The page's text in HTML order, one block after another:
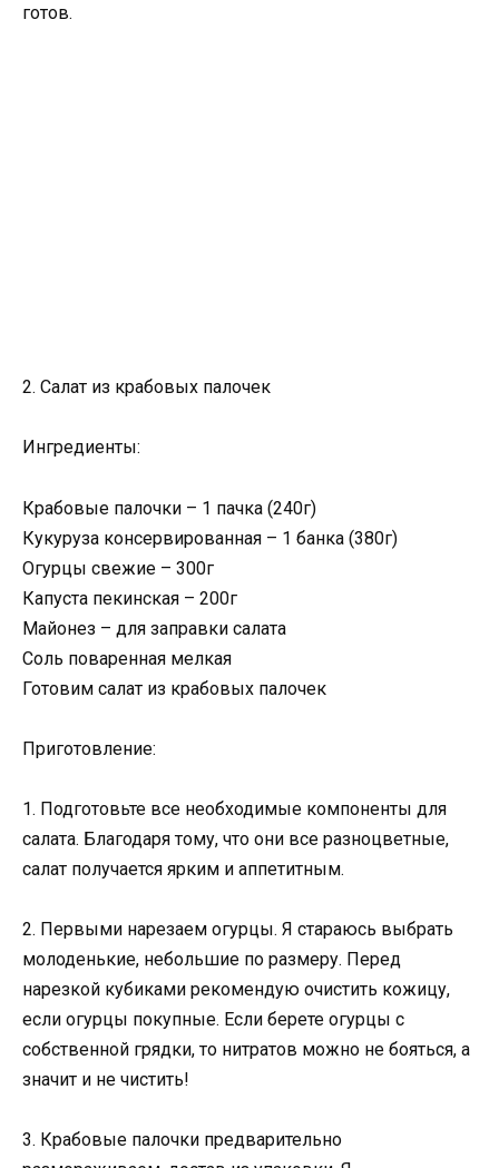
готов.
2. Салат из крабовых палочек
Ингредиенты:
Крабовые палочки – 1 пачка (240г)
Кукуруза консервированная – 1 банка (380г)
Огурцы свежие – 300г
Капуста пекинская – 200г
Майонез – для заправки салата
Соль поваренная мелкая
Готовим салат из крабовых палочек
Приготовление:
1. Подготовьте все необходимые компоненты для
салата. Благодаря тому, что они все разноцветные,
салат получается ярким и аппетитным.
2. Первыми нарезаем огурцы. Я стараюсь выбрать
молоденькие, небольшие по размеру. Перед
нарезкой кубиками рекомендую очистить кожицу,
если огурцы покупные. Если берете огурцы с
собственной грядки, то нитратов можно не бояться, а
значит и не чистить!
3. Крабовые палочки предварительно